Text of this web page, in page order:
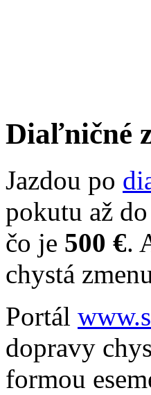
Diaľničné
Jazdou po
pokutu až
čo je 500 €.
chystá
Portál
dopravy
formou